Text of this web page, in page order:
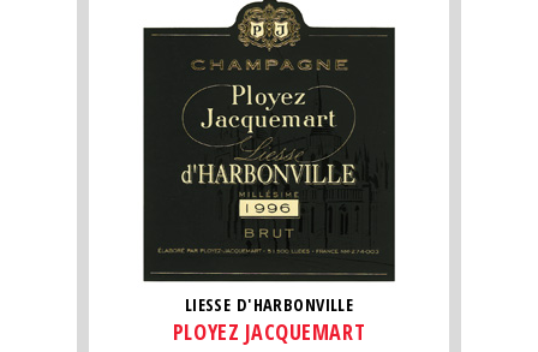
LIESSE D'HARBONVILLE
PLOYEZ JACQUEMART